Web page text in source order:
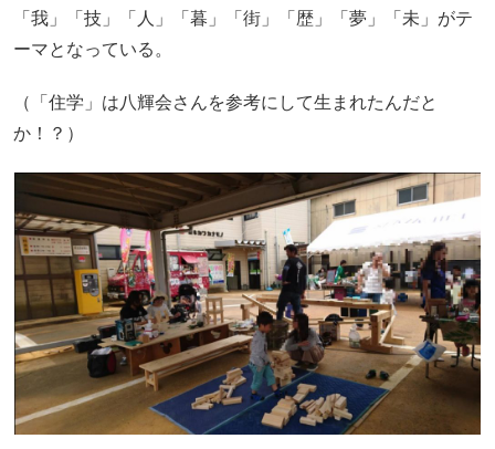
「我」「技」「人」「暮」「街」「歴」「夢」「未」がテ
ーマとなっている。
（「住学」は八輝会さんを参考にして生まれたんだと
か！？）